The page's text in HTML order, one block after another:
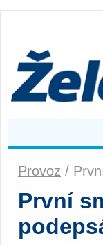
Provoz /
První